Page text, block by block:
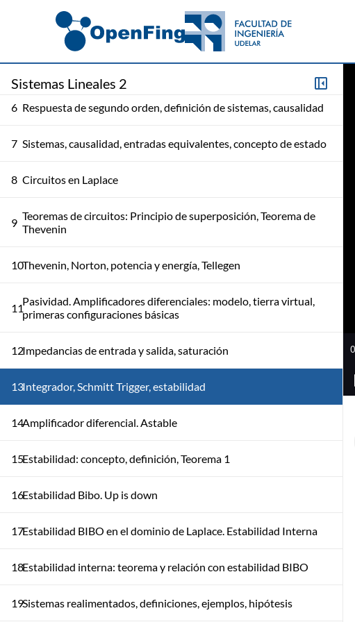
Sistemas Lineales 2
Laplace para distribuciones
5
6 Respuesta de segundo orden, definición de sistemas, causalidad
7 Sistemas, causalidad, entradas equivalentes, concepto de estado
8 Circuitos en Laplace
9 Teoremas de circuitos: Principio de superposición, Teorema de
Thevenin
10Thevenin, Norton, potencia y energía, Tellegen
11Pasividad. Amplificadores diferenciales: modelo, tierra virtual,
primeras configuraciones básicas
12Impedancias de entrada y salida, saturación
13Integrador, Schmitt Trigger, estabilidad
14Amplificador diferencial. Astable
15Estabilidad: concepto, definición, Teorema 1
16Estabilidad Bibo. Up is down
17Estabilidad BIBO en el dominio de Laplace. Estabilidad Interna
18Estabilidad interna: teorema y relación con estabilidad BIBO
19Sistemas realimentados, definiciones, ejemplos, hipótesis